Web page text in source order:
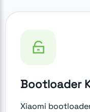
Bootloader
Xiaomi